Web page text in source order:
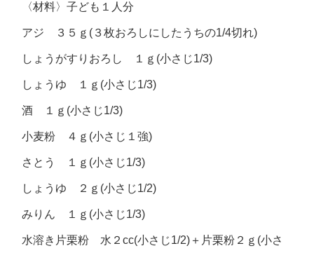
〈材料〉子ども１人分
アジ ３５ｇ(３枚おろしにしたうちの1/4切れ)
しょうがすりおろし １ｇ(小さじ1/3)
しょうゆ １ｇ(小さじ1/3)
酒 １ｇ(小さじ1/3)
小麦粉 ４ｇ(小さじ１強)
さとう １ｇ(小さじ1/3)
しょうゆ ２ｇ(小さじ1/2)
みりん １ｇ(小さじ1/3)
水溶き片栗粉 水２cc(小さじ1/2)＋片栗粉２ｇ(小さ